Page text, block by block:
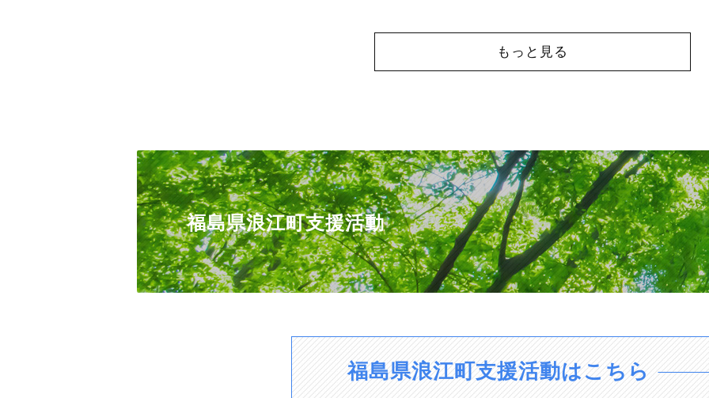
もっと見る
福島県浪江町支援活動
福島県浪江町支援活動はこちら